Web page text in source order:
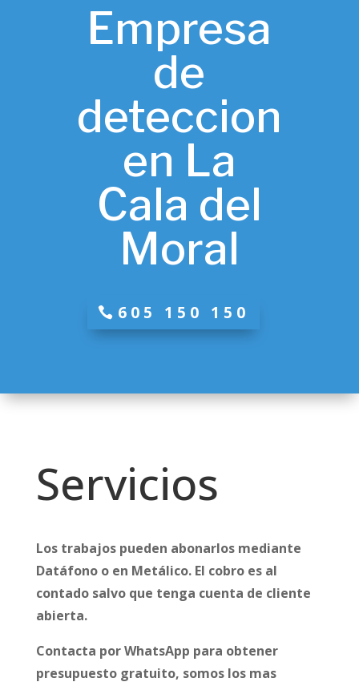
Empresa
de
deteccion
en La
Cala del
Moral
605 150 150
Servicios
Los trabajos pueden abonarlos mediante
Datáfono o en Metálico. El cobro es al
contado salvo que tenga cuenta de cliente
abierta.
Contacta por WhatsApp para obtener
presupuesto gratuito, somos los mas